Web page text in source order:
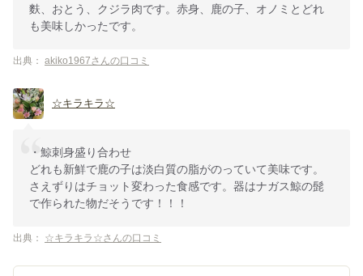
麩、おとう、クジラ肉です。赤身、鹿の子、オノミとどれ
も美味しかったです。
出典： akiko1967さんの口コミ
☆キラキラ☆
・鯨刺身盛り合わせ
どれも新鮮で鹿の子は淡白質の脂がのっていて美味です。
さえずりはチョット変わった食感です。器はナガス鯨の髭
で作られた物だそうです！！！
出典： ☆キラキラ☆さんの口コミ